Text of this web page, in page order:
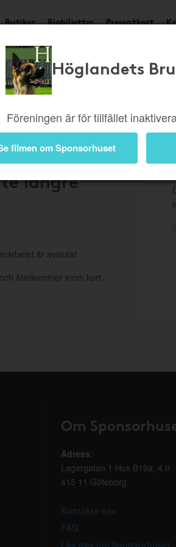
Butiker Biobiljetter Presentkort
Höglandets
Föreningen är för tillfället
filmen om Sponsorhuset
eller
längre
är avslutat
återkommer inom kort.
Om
Adress:
Lagergatan 1 Hus B19a, 4 tr
415 11 Göteborg
Kontakta oss
FAQ
Läs mer om Sponsorhuset